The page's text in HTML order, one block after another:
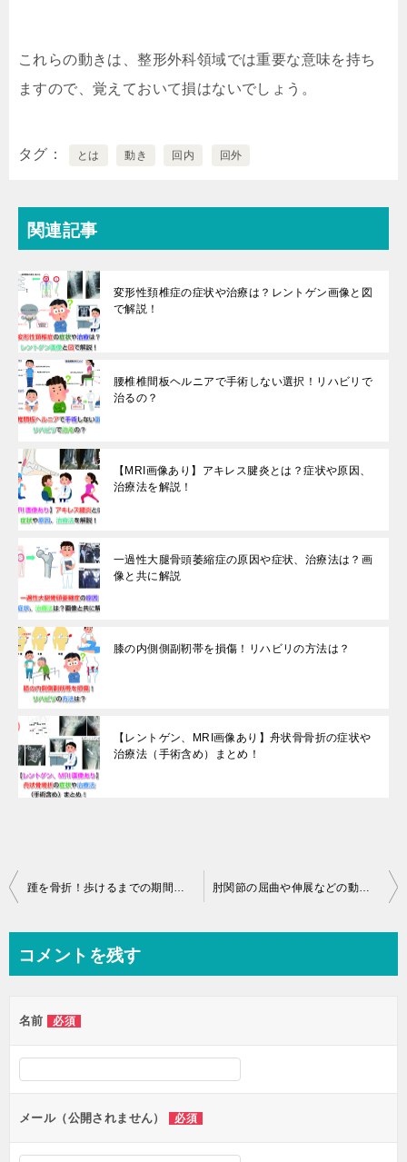
これらの動きは、整形外科領域では重要な意味を持ち
ますので、覚えておいて損はないでしょう。
タグ とは 動き 回内 回外
関連記事
変形性頚椎症の症状や治療は？レントゲン画像と図
で解説！
腰椎椎間板ヘルニアで手術しない選択！リハビリで
治るの？
【MRI画像あり】アキレス腱炎とは？症状や原因、
治療法を解説！
一過性大腿骨頭萎縮症の原因や症状、治療法は？画
像と共に解説
膝の内側側副靭帯を損傷！リハビリの方法は？
【レントゲン、MRI画像あり】舟状骨骨折の症状や
治療法（手術含め）まとめ！
投
ビ
ー
シ
ョ
ン
コメントを残す
名前 必須
メール（公開されません） 必須